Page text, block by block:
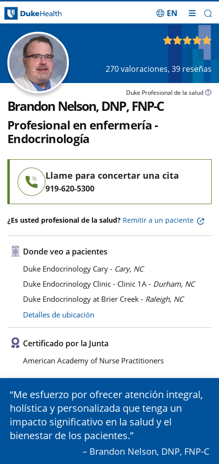
EN
270valoraciones, 39 reseñas
Duke Profesional de la salud
Brandon Nelson, DNP, FNP-C
Profesional en enfermería -
Endocrinología
Llame para concertar una cita
919-620-5300
¿Es usted profesional de la salud? Remitir a un paciente
Donde veo a pacientes
Duke Endocrinology Cary - Cary, NC
Duke Endocrinology Clinic - Clinic 1A - Durham, NC
Duke Endocrinology at Brier Creek - Raleigh, NC
Detalles de ubicación
Certificado por la Junta
American Academy of Nurse Practitioners
Me esfuerzo por ofrecer atención integral,
holística y personalizada que tenga un
impacto significativo en la salud y el
bienestar de los pacientes.
– Brandon Nelson, DNP, FNP-C